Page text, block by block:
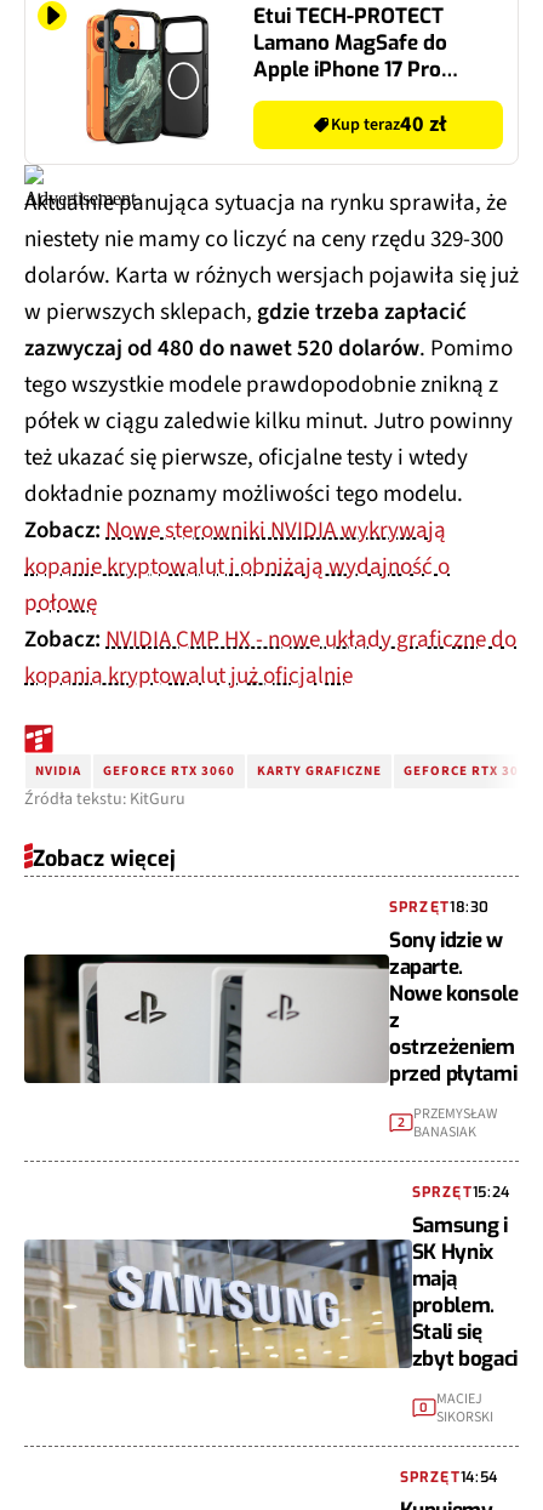
Etui TECH-PROTECT
Lamano MagSafe do
Apple iPhone 17 Pro
Marmur
Kup teraz40 zł
Aktualnie panująca sytuacja na rynku sprawiła, że
niestety nie mamy co liczyć na ceny rzędu 329-300
dolarów. Karta w różnych wersjach pojawiła się już
w pierwszych sklepach,gdzie trzeba zapłacić
zazwyczaj od 480 do nawet 520 dolarów. Pomimo
tego wszystkie modele prawdopodobnie znikną z
półek w ciągu zaledwie kilku minut. Jutro powinny
też ukazać się pierwsze, oficjalne testy i wtedy
dokładnie poznamy możliwości tego modelu.
Zobacz:Nowe sterowniki NVIDIA wykrywają
kopanie kryptowalut i obniżają wydajność o
połowę
Zobacz:NVIDIA CMP HX - nowe układy graficzne do
kopania kryptowalut już oficjalnie
NVIDIA GEFORCE RTX 3060 KARTY GRAFICZNE GEFORCE RTX 3060
Źródła tekstu: KitGuru
Zobacz więcej
SPRZĘT18:30
Sony idzie w
zaparte.
Nowe konsole
z
ostrzeżeniem
przed płytami
2 PRZEMYSŁAW
BANASIAK
SPRZĘT15:24
Samsung i
SK Hynix
mają
problem.
Stali się
zbyt bogaci
0 MACIEJ
SIKORSKI
SPRZĘT14:54